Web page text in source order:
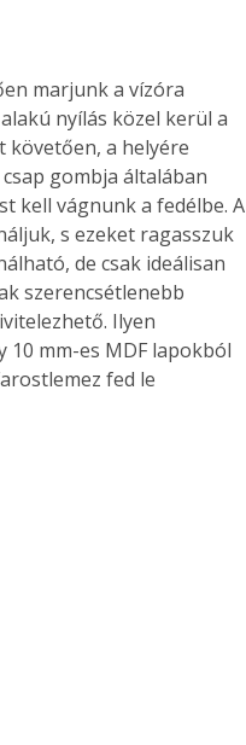
marjunk a vízóra
nyílás közel kerül a
követően, a helyére
gombja általában
kell vágnunk a fedélbe. A
s ezeket ragasszuk
de csak ideálisan
szerencsétlenebb
Ilyen
mm-es MDF lapokból
fed le